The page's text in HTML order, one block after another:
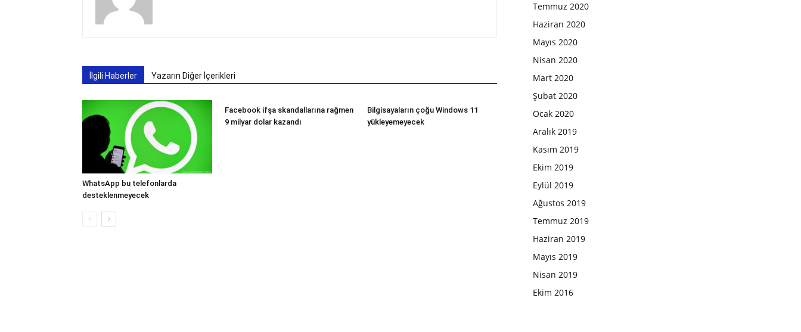
İlgili Haberler Yazarın Diğer İçerikleri
WhatsApp bu telefonlarda
desteklenmeyecek
Facebook ifşa skandallarına rağmen
9 milyar dolar kazandı
Bilgisayaların çoğu Windows 11
yükleyemeyecek
Temmuz 2020
Haziran 2020
Mayıs 2020
Nisan 2020
Mart 2020
Şubat 2020
Ocak 2020
Aralık 2019
Kasım 2019
Ekim 2019
Eylül 2019
Ağustos 2019
Temmuz 2019
Haziran 2019
Mayıs 2019
Nisan 2019
Ekim 2016